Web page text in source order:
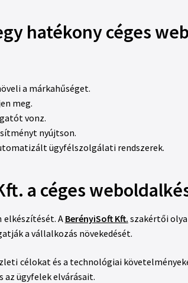
hatékony céges
a márkahűséget.
meg.
vonz.
nyújtson.
ügyfélszolgálati rendszerek.
a céges
elkészítését. ABerényiSoft Kft. szakértői
a vállalkozás növekedését.
célokat és a technológiai
ügyfelek elvárásait.